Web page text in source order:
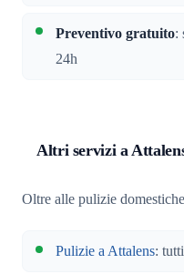
Preventivo gratuito:
24h
Altri servizi a
Oltre alle pulizie
Pulizie a Attalens: